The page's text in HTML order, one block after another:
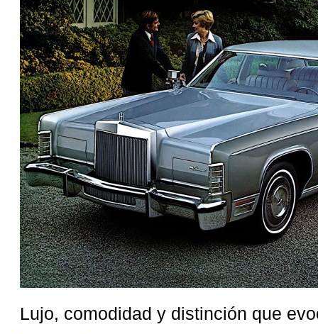
Lujo, comodidad y distinción que